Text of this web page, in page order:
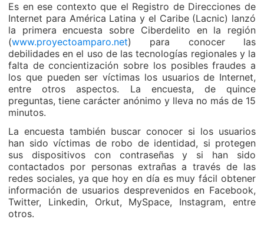
Es en ese contexto que el Registro de Direcciones de
Internet para América Latina y el Caribe (Lacnic) lanzó
la primera encuesta sobre Ciberdelito en la región
(www.proyectoamparo.net) para conocer las
debilidades en el uso de las tecnologías regionales y la
falta de concientización sobre los posibles fraudes a
los que pueden ser víctimas los usuarios de Internet,
entre otros aspectos. La encuesta, de quince
preguntas, tiene carácter anónimo y lleva no más de 15
minutos.
La encuesta también buscar conocer si los usuarios
han sido víctimas de robo de identidad, si protegen
sus dispositivos con contraseñas y si han sido
contactados por personas extrañas a través de las
redes sociales, ya que hoy en día es muy fácil obtener
información de usuarios desprevenidos en Facebook,
Twitter, Linkedin, Orkut, MySpace, Instagram, entre
otros.